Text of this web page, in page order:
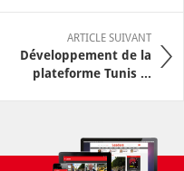
ARTICLE SUIVANT
Développement de la
plateforme Tunis ...